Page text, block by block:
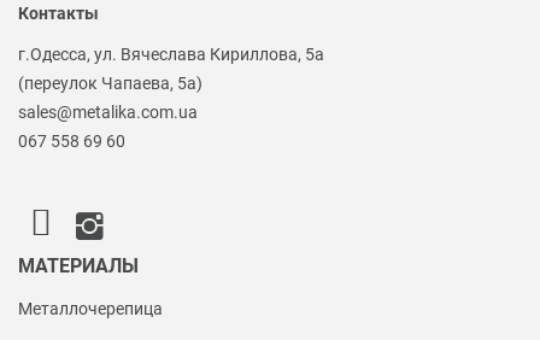
Контакты
г.Одесса, ул. Вячеслава Кириллова, 5а
(переулок Чапаева, 5а)
sales@metalika.com.ua
067 558 69 60
МАТЕРИАЛЫ
Металлочерепица